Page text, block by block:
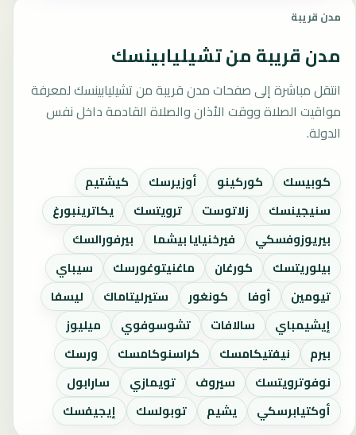
مدن قريبة
مدن قريبة من تشيليابينسك
انتقل مباشرة إلى صفحات مدن قريبة من تشيليابينسك لمعرفة
مواقيت الصلاة ووقت الأذان والصلاة القادمة داخل نفس
الدولة.
كوبيسك كوركينو أوزيرسك
كيشتيم
سنيجينسك
زلاتوست ترويتسك
يكاترينبورغ
بيريوزوفسكي
فيرخنيايا بيشما
بيرفورالسك
بيلوريتسك
كورغان ماغنيتوغورسك
سيباي
تيومين
أوفا كونغور ستيرليتاماك
ليسفا
إيشيمباي
سالافات تشوسوفوي
ميليوز
بيرم
نيفتيكامسك كراسنوكامسك
ورسك
نوفوترويتسك
سيروف تويمازي
سارابول
أوكتيابرسكي
يشيم توبولسك إيجيفسك